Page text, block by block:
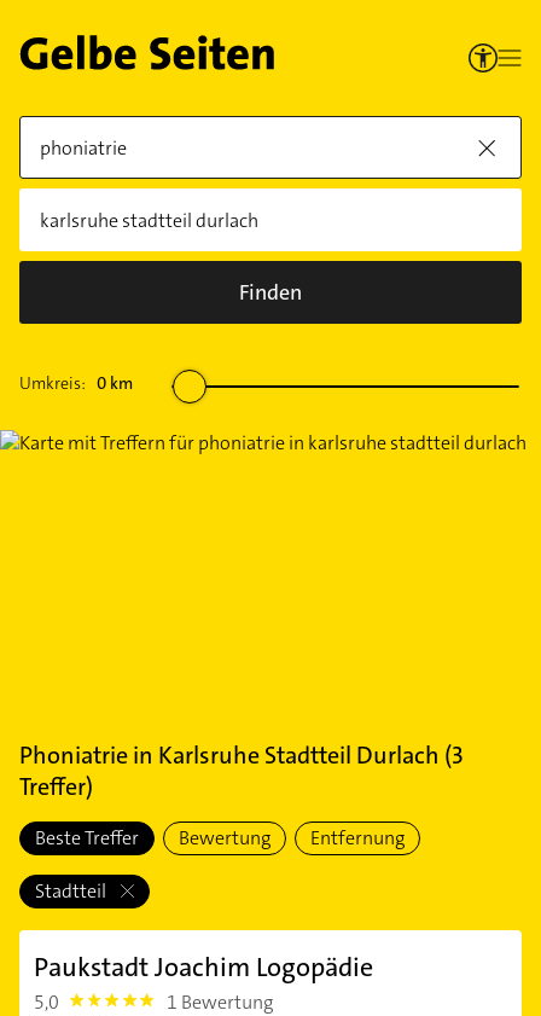
Finden
Umkreis: 0 km
Phoniatriein Karlsruhe Stadtteil Durlach (3
Treffer)
Beste Treffer Bewertung Entfernung
Stadtteil
Paukstadt Joachim Logopädie
5,0 5.0 1 Bewertung